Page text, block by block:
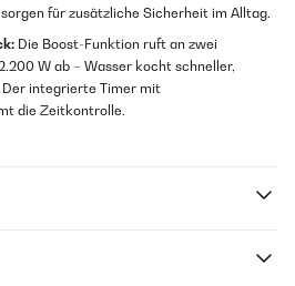
für zusätzliche Sicherheit im Alltag.
Die Boost-Funktion ruft an zwei
W ab – Wasser kocht schneller,
integrierte Timer mit
die Zeitkontrolle.